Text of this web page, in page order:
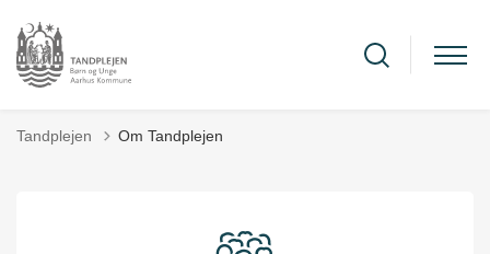
Tandplejen Om Tandplejen